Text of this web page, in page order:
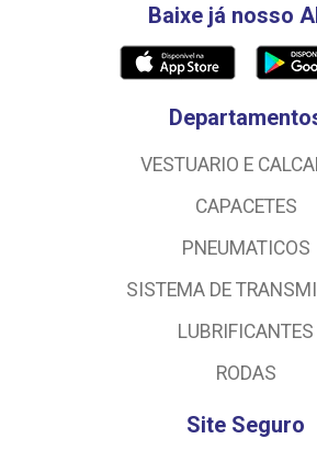
Baixe já nosso
VESTUARIO E
CAPACETES
PNEUMATICOS
SISTEMA DE
LUBRIFICANTES
RODAS
Site Seguro